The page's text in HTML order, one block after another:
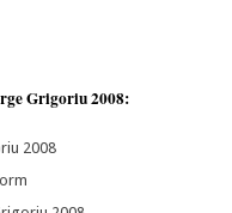
Grigoriu 2008:
2008